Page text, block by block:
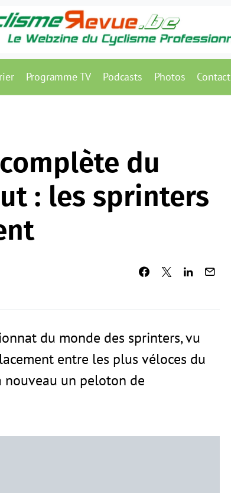
Programme TV Podcasts Photos Contact
du
: les sprinters
du monde des sprinters, vu
entre les plus véloces du
nouveau un peloton de